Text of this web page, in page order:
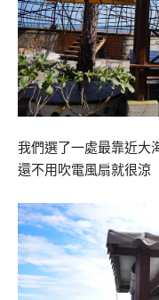
我們選了一處最靠近大
還不用吹電風扇就很涼